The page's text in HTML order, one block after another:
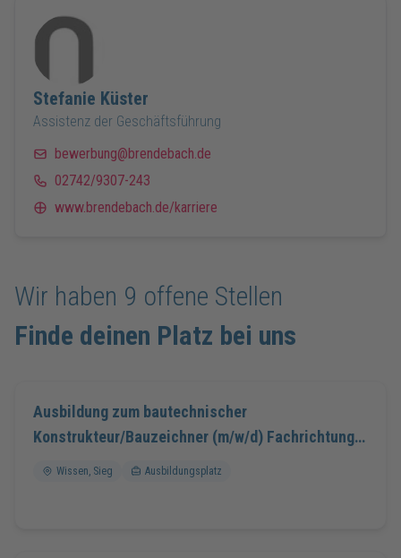
Stefanie Küster
Assistenz der Geschäftsführung
bewerbung@brendebach.de
02742/9307-243
www.brendebach.de/karriere
Wir haben 9 offene Stellen
Finde deinen Platz bei uns
Ausbildung zum bautechnischer
Konstrukteur/Bauzeichner (m/w/d) Fachrichtung
Hoch- oder Tiefbau für 2027
Wissen, Sieg Ausbildungsplatz